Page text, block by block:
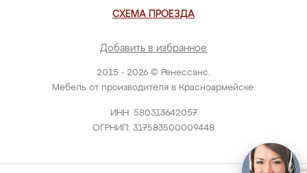
2015 - 2026 © Ренессанс.
Мебель от производителя в Красноармейске.
ИНН: 580313642057
ОГРНИП: 317583500009448
СХЕМА ПРОЕЗДА
Добавить в избранное